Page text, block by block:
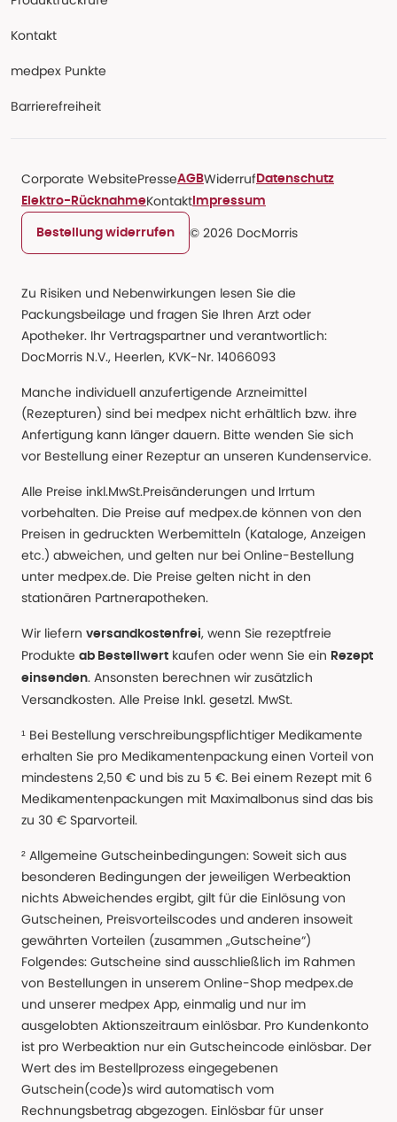
Kontakt
medpex Punkte
Barrierefreiheit
Corporate WebsitePresseAGBWiderruf Datenschutz
Elektro-RücknahmeKontakt Impressum
Bestellung widerrufen © 2026 DocMorris
Zu Risiken und Nebenwirkungen lesen Sie die
Packungsbeilage und fragen Sie Ihren Arzt oder
Apotheker. Ihr Vertragspartner und verantwortlich:
DocMorris N.V., Heerlen, KVK-Nr. 14066093
Manche individuell anzufertigende Arzneimittel
(Rezepturen) sind bei medpex nicht erhältlich bzw. ihre
Anfertigung kann länger dauern. Bitte wenden Sie sich
vor Bestellung einer Rezeptur an unseren Kundenservice.
Alle Preise inkl.MwSt.Preisänderungen und Irrtum
vorbehalten. Die Preise auf medpex.de können von den
Preisen in gedruckten Werbemitteln (Kataloge, Anzeigen
etc.) abweichen, und gelten nur bei Online-Bestellung
unter medpex.de. Die Preise gelten nicht in den
stationären Partnerapotheken.
Wir liefern versandkostenfrei, wenn Sie rezeptfreie
Produkte ab Bestellwert kaufen oder wenn Sie ein Rezept
einsenden. Ansonsten berechnen wir zusätzlich
Versandkosten. Alle Preise Inkl. gesetzl. MwSt.
¹ Bei Bestellung verschreibungspflichtiger Medikamente
erhalten Sie pro Medikamentenpackung einen Vorteil von
mindestens 2,50 € und bis zu 5 €. Bei einem Rezept mit 6
Medikamentenpackungen mit Maximalbonus sind das bis
zu 30 € Sparvorteil.
² Allgemeine Gutscheinbedingungen: Soweit sich aus
besonderen Bedingungen der jeweiligen Werbeaktion
nichts Abweichendes ergibt, gilt für die Einlösung von
Gutscheinen, Preisvorteilscodes und anderen insoweit
gewährten Vorteilen (zusammen „Gutscheine“)
Folgendes: Gutscheine sind ausschließlich im Rahmen
von Bestellungen in unserem Online-Shop medpex.de
und unserer medpex App, einmalig und nur im
ausgelobten Aktionszeitraum einlösbar. Pro Kundenkonto
ist pro Werbeaktion nur ein Gutscheincode einlösbar. Der
Wert des im Bestellprozess eingegebenen
Gutschein(code)s wird automatisch vom
Rechnungsbetrag abgezogen. Einlösbar für unser